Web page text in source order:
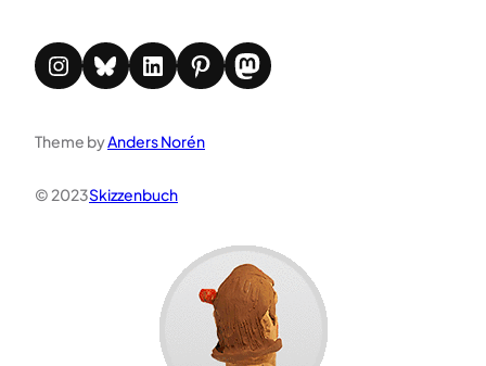
Instagram Bluesky LinkedIn Pinterest Mastodon
Theme byAnders Norén
© 2023Skizzenbuch